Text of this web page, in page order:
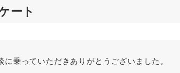
ート
に乗っていただきありがとうございました。